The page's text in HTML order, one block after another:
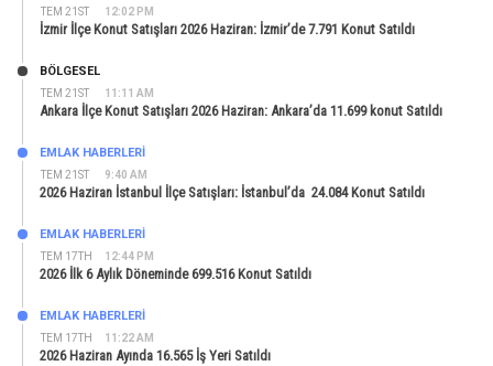
TEM 21ST 12:02 PM
İzmir İlçe Konut Satışları 2026 Haziran: İzmir’de 7.791 Konut Satıldı
TEM 21ST 11:11 AM
BÖLGESEL
Ankara İlçe Konut Satışları 2026 Haziran: Ankara’da 11.699 konut Satıldı
TEM 21ST 9:40 AM
EMLAK HABERLERI
2026 Haziran İstanbul İlçe Satışları: İstanbul’da 24.084 Konut Satıldı
TEM 17TH 12:44 PM
EMLAK HABERLERI
2026 İlk 6 Aylık Döneminde 699.516 Konut Satıldı
TEM 17TH 11:22 AM
EMLAK HABERLERI
2026 Haziran Ayında 16.565 İş Yeri Satıldı